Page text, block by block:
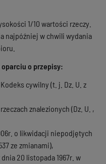
1/10 wartości rzeczy.
najpóźniej w chwili wydania
o przepisy:
cywilny (t. j. Dz. U. z
znalezionych (Dz. U. ,
o likwidacji niepodjętych
ze zmianami),
20 listopada 1967r. w